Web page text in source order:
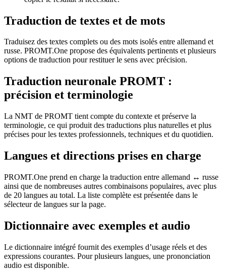
Traduction de textes et de mots
Traduisez des textes complets ou des mots isolés entre allemand et
russe. PROMT.One propose des équivalents pertinents et plusieurs
options de traduction pour restituer le sens avec précision.
Traduction neuronale PROMT :
précision et terminologie
La NMT de PROMT tient compte du contexte et préserve la
terminologie, ce qui produit des traductions plus naturelles et plus
précises pour les textes professionnels, techniques et du quotidien.
Langues et directions prises en charge
PROMT.One prend en charge la traduction entre allemand ↔ russe
ainsi que de nombreuses autres combinaisons populaires, avec plus
de 20 langues au total. La liste complète est présentée dans le
sélecteur de langues sur la page.
Dictionnaire avec exemples et audio
Le dictionnaire intégré fournit des exemples d’usage réels et des
expressions courantes. Pour plusieurs langues, une prononciation
audio est disponible.